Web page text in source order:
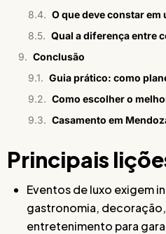
Conclusão
Principais
Eventos de luxo exigem
gastronomia,
entretenimento para